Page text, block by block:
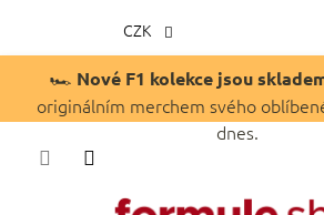
obsah
🏎️ Nové F1 kolekce jsou
originálním merchem svého
dnes.
CZK